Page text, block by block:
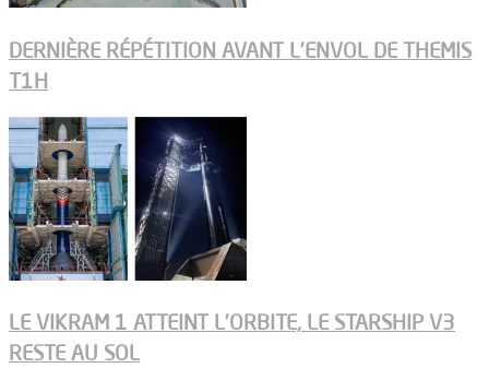
DERNIÈRE RÉPÉTITION AVANT L’ENVOL DE THEMIS
T1H
LE VIKRAM 1 ATTEINT L’ORBITE, LE STARSHIP V3
RESTE AU SOL